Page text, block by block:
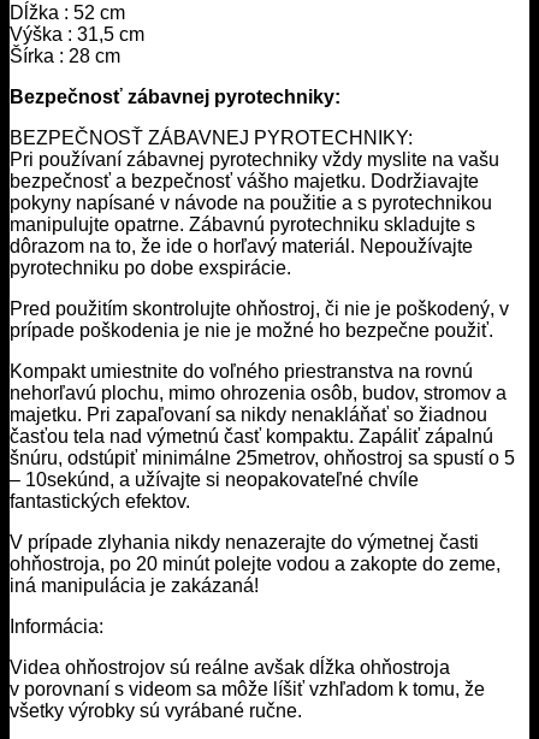
Dĺžka : 52 cm
Výška : 31,5 cm
Šírka : 28 cm
Bezpečnosť zábavnej pyrotechniky:
BEZPEČNOSŤ ZÁBAVNEJ PYROTECHNIKY:
Pri používaní zábavnej pyrotechniky vždy myslite na vašu
bezpečnosť a bezpečnosť vášho majetku. Dodržiavajte
pokyny napísané v návode na použitie a s pyrotechnikou
manipulujte opatrne. Zábavnú pyrotechniku skladujte s
dôrazom na to, že ide o horľavý materiál. Nepoužívajte
pyrotechniku po dobe exspirácie.
Pred použitím skontrolujte ohňostroj, či nie je poškodený, v
prípade poškodenia je nie je možné ho bezpečne použiť.
Kompakt umiestnite do voľného priestranstva na rovnú
nehorľavú plochu, mimo ohrozenia osôb, budov, stromov a
majetku. Pri zapaľovaní sa nikdy nenakláňať so žiadnou
časťou tela nad výmetnú časť kompaktu. Zapáliť zápalnú
šnúru, odstúpiť minimálne 25metrov, ohňostroj sa spustí o 5
– 10sekúnd, a užívajte si neopakovateľné chvíle
fantastických efektov.
V prípade zlyhania nikdy nenazerajte do výmetnej časti
ohňostroja, po 20 minút polejte vodou a zakopte do zeme,
iná manipulácia je zakázaná!
Informácia:
Videa ohňostrojov sú reálne avšak dĺžka ohňostroja
v porovnaní s videom sa môže líšiť vzhľadom k tomu, že
všetky výrobky sú vyrábané ručne.